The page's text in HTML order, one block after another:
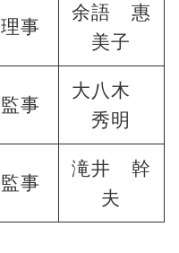
理事
余語 惠
美子
監事
大八木
秀明
監事
滝井 幹
夫